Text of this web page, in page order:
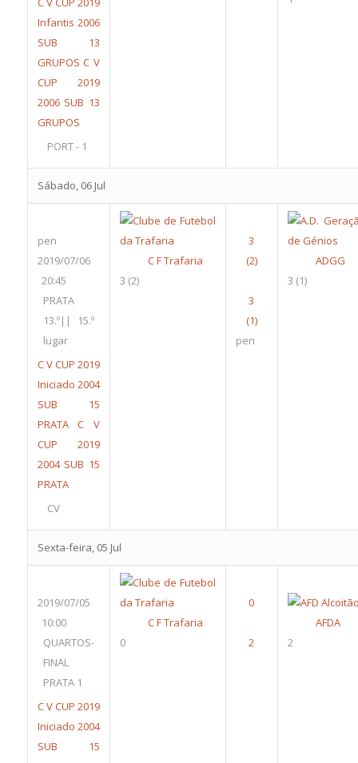
Infantis 2006
SUB 13
GRUPOS C V
CUP 2019
2006 SUB 13
GRUPOS
PORT - 1
Sábado, 06 Jul
pen
2019/07/06
20:45
PRATA
13.º|| 15.º
lugar
C V CUP 2019
Iniciado 2004
SUB 15
PRATA
C V
CUP 2019
2004 SUB 15
PRATA
CV
C F Trafaria
3 (2)
pen
ADGG
3 (1)
Sexta-feira, 05 Jul
2019/07/05
10:00
QUARTOS-
FINAL
PRATA 1
C V CUP 2019
Iniciado 2004
SUB 15
C F Trafaria
0
AFDA
2